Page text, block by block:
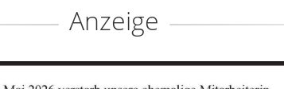
Anzeige